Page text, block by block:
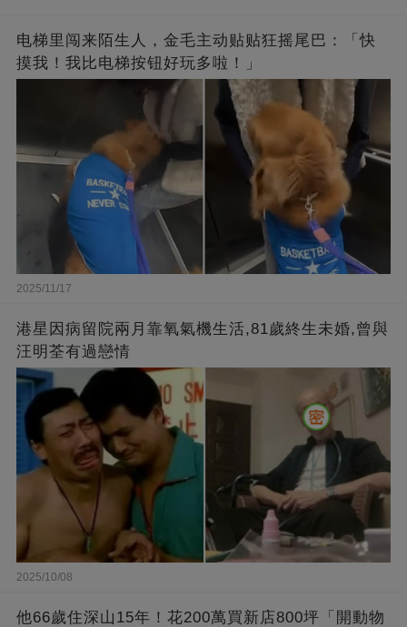
电梯里闯来陌生人，金毛主动贴贴狂摇尾巴：「快
摸我！我比电梯按钮好玩多啦！」
2025/11/17
港星因病留院兩月靠氧氣機生活,81歲終生未婚,曾與
汪明荃有過戀情
2025/10/08
他66歲住深山15年！花200萬買新店800坪「開動物